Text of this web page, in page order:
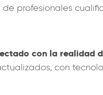
profesionales
con la realidad
con